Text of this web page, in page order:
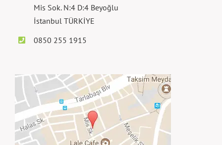
Mis Sok. N:4 D:4 Beyoğlu
İstanbul TÜRKİYE
0850 255 1915